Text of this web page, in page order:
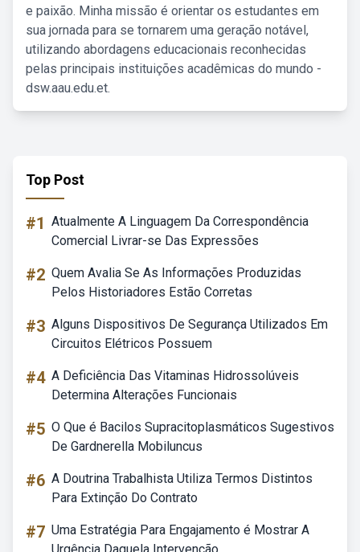
e paixão. Minha missão é orientar os estudantes em
sua jornada para se tornarem uma geração notável,
utilizando abordagens educacionais reconhecidas
pelas principais instituições acadêmicas do mundo -
dsw.aau.edu.et.
Top Post
#1 Atualmente A Linguagem Da Correspondência
Comercial Livrar-se Das Expressões
#2 Quem Avalia Se As Informações Produzidas
Pelos Historiadores Estão Corretas
#3 Alguns Dispositivos De Segurança Utilizados Em
Circuitos Elétricos Possuem
#4 A Deficiência Das Vitaminas Hidrossolúveis
Determina Alterações Funcionais
#5 O Que é Bacilos Supracitoplasmáticos Sugestivos
De Gardnerella Mobiluncus
#6 A Doutrina Trabalhista Utiliza Termos Distintos
Para Extinção Do Contrato
#7 Uma Estratégia Para Engajamento é Mostrar A